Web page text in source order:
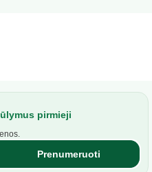
pirmieji
Prenumeruoti